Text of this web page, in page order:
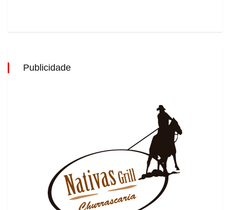
Publicidade